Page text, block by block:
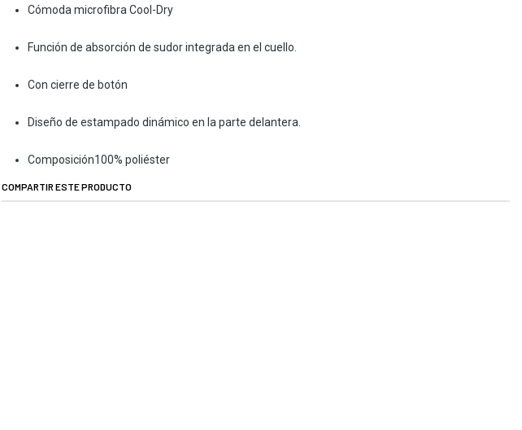
Cómoda microfibra Cool-Dry
Función de absorción de sudor integrada en el cuello.
Con cierre de botón
Diseño de estampado dinámico en la parte delantera.
Composición100% poliéster
COMPARTIR ESTE PRODUCTO